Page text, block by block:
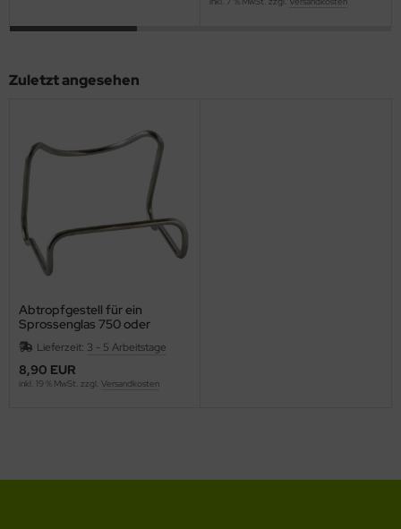
Zuletzt angesehen
Abtropfgestell für ein
Sprossenglas 750 oder
1000ml
Lieferzeit: 3 - 5 Arbeitstage
8,90 EUR
inkl. 19 % MwSt. zzgl. Versandkosten